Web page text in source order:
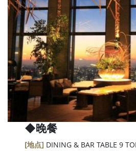
◆晚餐
[地点] DINING & BAR TABLE 9